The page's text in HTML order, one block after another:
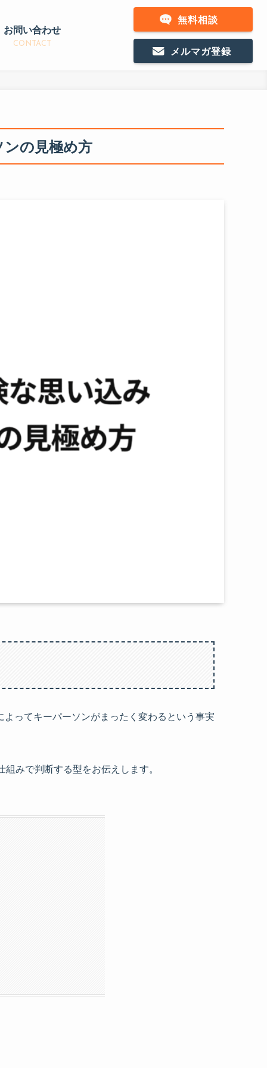
お問い合わせ
CONTACT
無料相談
メルマガ登録
の見極め方
ってキーパーソンがまったく変わるという事実
みで判断する型をお伝えします。